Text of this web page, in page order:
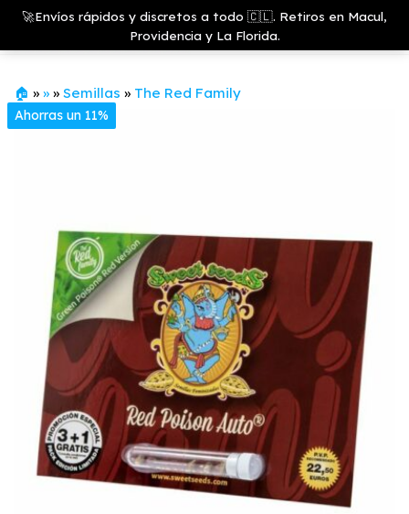
Saltar
contenido
🚀Envíos rápidos y discretos a todo 🇨🇱. Retiros en Macul,
Providencia y La Florida.
Growshop
& LED
Store
🏠 » » » Semillas » The Red Family
Ahorras un 11%